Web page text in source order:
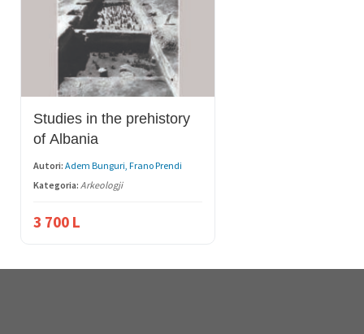
Studies in the prehistory
of Albania
Autori: Adem Bunguri, Frano Prendi
Kategoria: Arkeologji
3 700 L